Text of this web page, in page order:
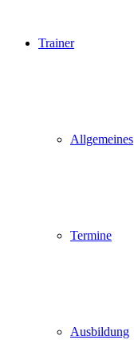
Trainer
Allgemeines
Termine
Ausbildung